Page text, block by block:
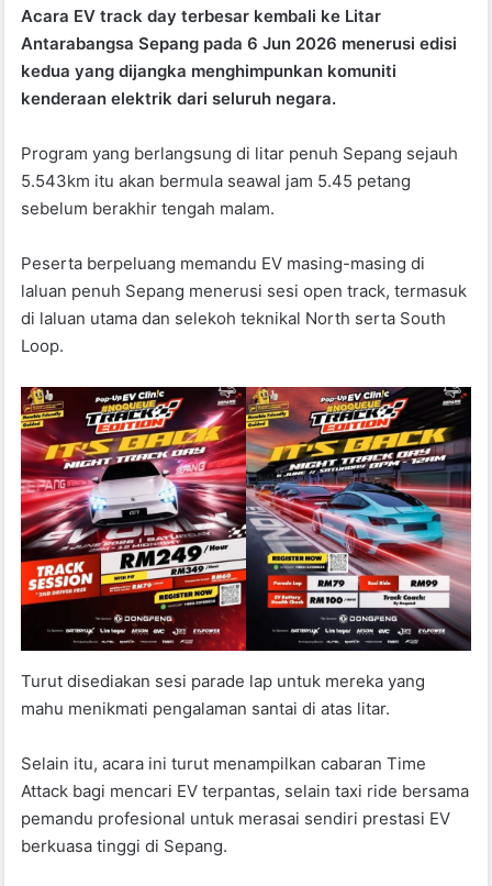
c
e
b
o
k
at
s
A
p
itt
er
Acara EV track day terbesar kembali ke Litar
Antarabangsa Sepang pada 6 Jun 2026 menerusi edisi
kedua yang dijangka menghimpunkan komuniti
kenderaan elektrik dari seluruh negara.
Program yang berlangsung di litar penuh Sepang sejauh
5.543km itu akan bermula seawal jam 5.45 petang
sebelum berakhir tengah malam.
Peserta berpeluang memandu EV masing-masing di
laluan penuh Sepang menerusi sesi open track, termasuk
di laluan utama dan selekoh teknikal North serta South
Loop.
Turut disediakan sesi parade lap untuk mereka yang
mahu menikmati pengalaman santai di atas litar.
Selain itu, acara ini turut menampilkan cabaran Time
Attack bagi mencari EV terpantas, selain taxi ride bersama
pemandu profesional untuk merasai sendiri prestasi EV
berkuasa tinggi di Sepang.